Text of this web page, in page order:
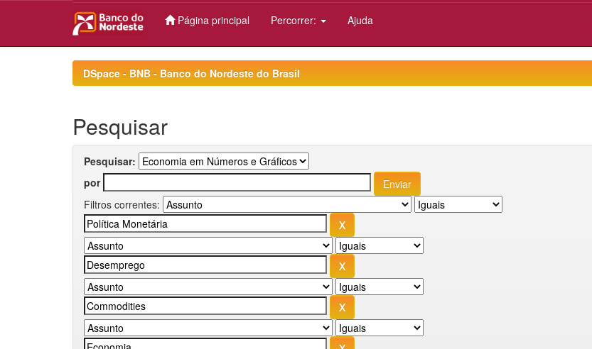
Página principal Percorrer: Ajuda
DSpace - BNB - Banco do Nordeste do Brasil
Pesquisar
Pesquisar:
por
Filtros correntes: